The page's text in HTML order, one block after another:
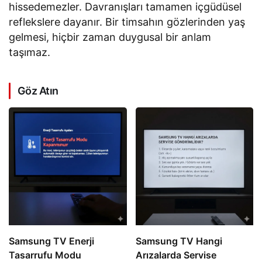
hissedemezler. Davranışları tamamen içgüdüsel
reflekslere dayanır. Bir timsahın gözlerinden yaş
gelmesi, hiçbir zaman duygusal bir anlam
taşımaz.
Göz Atın
Samsung TV Enerji
Tasarrufu Modu
Samsung TV Hangi
Arızalarda Servise